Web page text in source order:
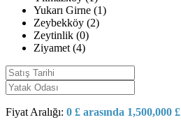
Yukarı Girne (1)
Zeybekköy (2)
Zeytinlik (0)
Ziyamet (4)
Fiyat Aralığı: 0 £ arasında 1,500,000 £